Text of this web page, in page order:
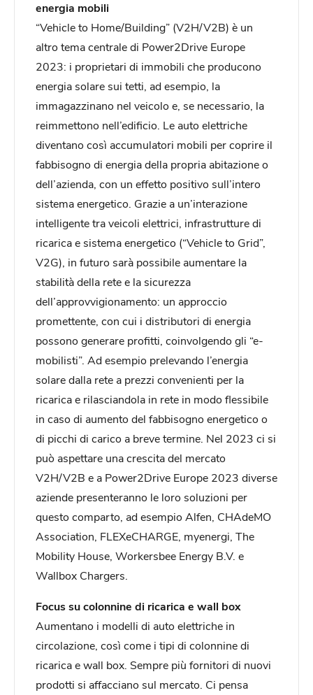
energia mobili
“Vehicle to Home/Building” (V2H/V2B) è un
altro tema centrale di Power2Drive Europe
2023: i proprietari di immobili che producono
energia solare sui tetti, ad esempio, la
immagazzinano nel veicolo e, se necessario, la
reimmettono nell’edificio. Le auto elettriche
diventano così accumulatori mobili per coprire il
fabbisogno di energia della propria abitazione o
dell’azienda, con un effetto positivo sull’intero
sistema energetico. Grazie a un’interazione
intelligente tra veicoli elettrici, infrastrutture di
ricarica e sistema energetico (“Vehicle to Grid”,
V2G), in futuro sarà possibile aumentare la
stabilità della rete e la sicurezza
dell’approvvigionamento: un approccio
promettente, con cui i distributori di energia
possono generare profitti, coinvolgendo gli “e-
mobilisti”. Ad esempio prelevando l’energia
solare dalla rete a prezzi convenienti per la
ricarica e rilasciandola in rete in modo flessibile
in caso di aumento del fabbisogno energetico o
di picchi di carico a breve termine. Nel 2023 ci si
può aspettare una crescita del mercato
V2H/V2B e a Power2Drive Europe 2023 diverse
aziende presenteranno le loro soluzioni per
questo comparto, ad esempio Alfen, CHAdeMO
Association, FLEXeCHARGE, myenergi, The
Mobility House, Workersbee Energy B.V. e
Wallbox Chargers.
Focus su colonnine di ricarica e wall box
Aumentano i modelli di auto elettriche in
circolazione, così come i tipi di colonnine di
ricarica e wall box. Sempre più fornitori di nuovi
prodotti si affacciano sul mercato. Ci pensa